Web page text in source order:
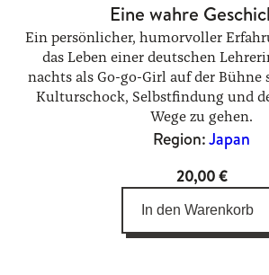
Eine wahre
Ein persönlicher, humorvoller
das Leben einer deutschen
nachts als Go-go-Girl auf der Bühne
Kulturschock, Selbstfindung und
Wege zu gehen.
Region:Japan
20,00€
In den Warenkorb